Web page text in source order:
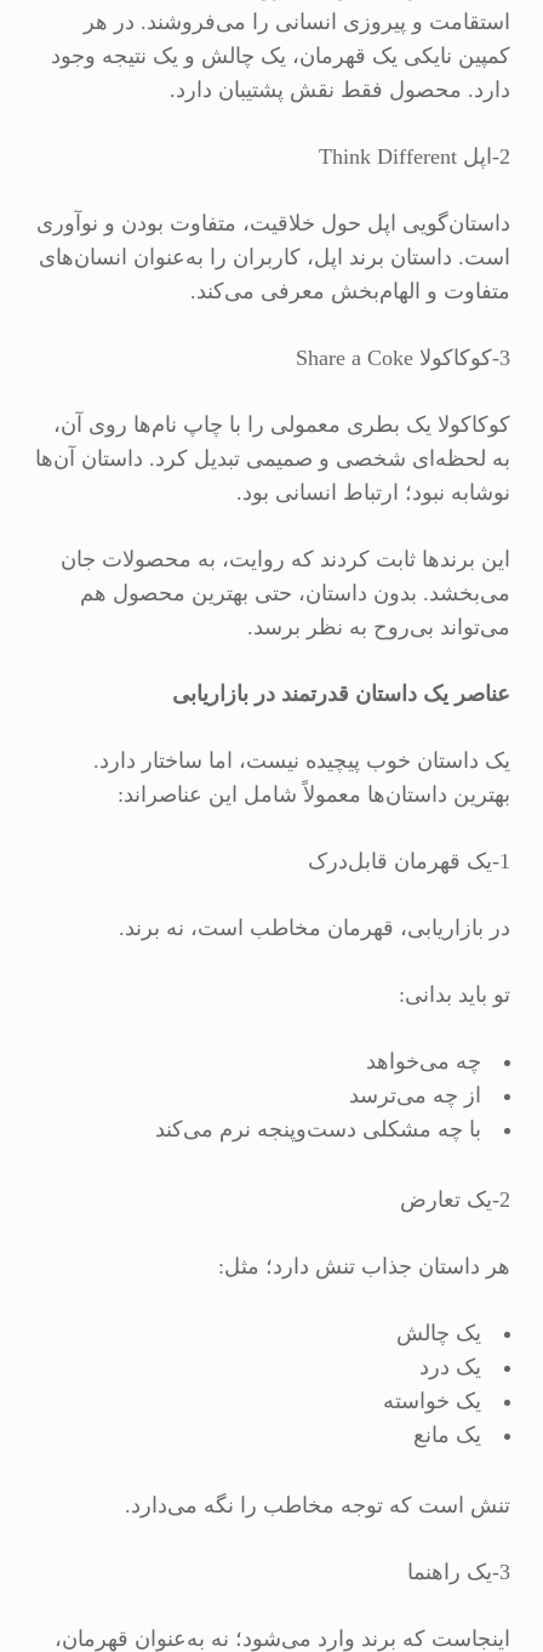
استقامت و پیروزی انسانی را می‌فروشند. در هر
کمپین نایکی یک قهرمان، یک چالش و یک نتیجه وجود
دارد. محصول فقط نقش پشتیبان دارد.
2-اپل Think Different
داستان‌گویی اپل حول خلاقیت، متفاوت بودن و نوآوری
است. داستان برند اپل، کاربران را به‌عنوان انسان‌های
متفاوت و الهام‌بخش معرفی می‌کند.
3-کوکاکولا Share a Coke
کوکاکولا یک بطری معمولی را با چاپ نام‌ها روی آن،
به لحظه‌ای شخصی و صمیمی تبدیل کرد. داستان آن‌ها
نوشابه نبود؛ ارتباط انسانی بود.
این برندها ثابت کردند که روایت، به محصولات جان
می‌بخشد. بدون داستان، حتی بهترین محصول هم
می‌تواند بی‌روح به نظر برسد.
عناصر یک داستان قدرتمند در بازاریابی
یک داستان خوب پیچیده نیست، اما ساختار دارد.
بهترین داستان‌ها معمولاً شامل این عناصر‌اند:
1-یک قهرمان قابل‌درک
در بازاریابی، قهرمان مخاطب است، نه برند.
تو باید بدانی:
چه می‌خواهد
از چه می‌ترسد
با چه مشکلی دست‌وپنجه نرم می‌کند
2-یک تعارض
هر داستان جذاب تنش دارد؛ مثل:
یک چالش
یک درد
یک خواسته
یک مانع
تنش است که توجه مخاطب را نگه می‌دارد.
3-یک راهنما
اینجاست که برند وارد می‌شود؛ نه به‌عنوان قهرمان،